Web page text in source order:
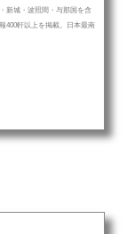
新城・波照間・与那国を含
400軒以上を掲載。日本最南